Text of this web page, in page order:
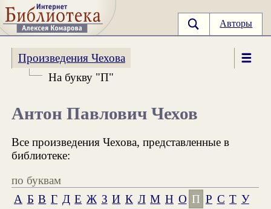
Авторы
Произведения Чехова
На букву "П"
Антон Павлович Чехов
Все произведения Чехова, представленные в
библиотеке:
по буквам
А Б В Г Д Е Ж З И К Л М Н О П Р С Т У